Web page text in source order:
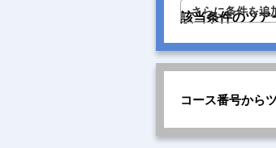
さらに条件を追
該当条件のツア
コース番号から